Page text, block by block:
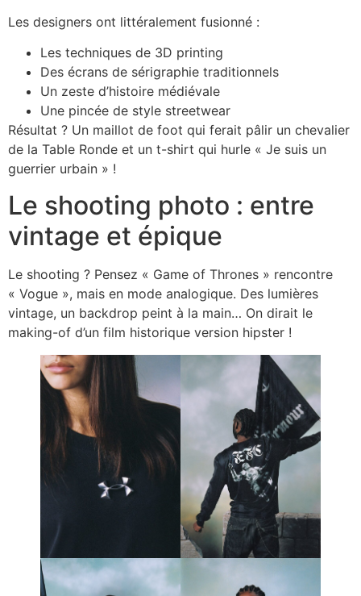
Les designers ont littéralement fusionné :
Les techniques de 3D printing
Des écrans de sérigraphie traditionnels
Un zeste d’histoire médiévale
Une pincée de style streetwear
Résultat ? Un maillot de foot qui ferait pâlir un chevalier
de la Table Ronde et un t-shirt qui hurle « Je suis un
guerrier urbain » !
Le shooting photo : entre
vintage et épique
Le shooting ? Pensez « Game of Thrones » rencontre
« Vogue », mais en mode analogique. Des lumières
vintage, un backdrop peint à la main… On dirait le
making-of d’un film historique version hipster !